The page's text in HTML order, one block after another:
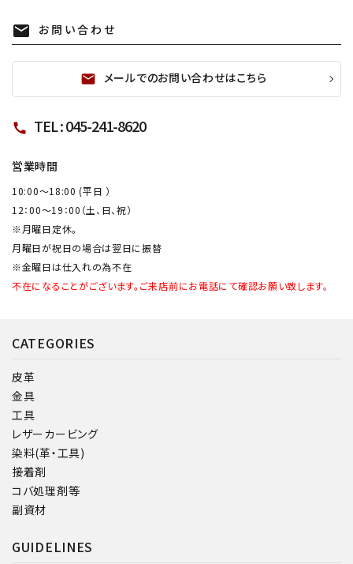
mail お問い合わせ
mail メールでのお問い合わせはこちら
call TEL : 045-241-8620
営業時間
10:00～18:00 (平日 ）
12：00～19：00（土、日、祝）
※月曜日定休。
月曜日が祝日の場合は翌日に振替
※金曜日は仕入れの為不在
不在になることがございます。ご来店前にお電話にて確認お願い致します。
CATEGORIES
皮革
金具
工具
レザーカービング
染料(革・工具)
接着剤
コバ処理剤等
副資材
GUIDELINES